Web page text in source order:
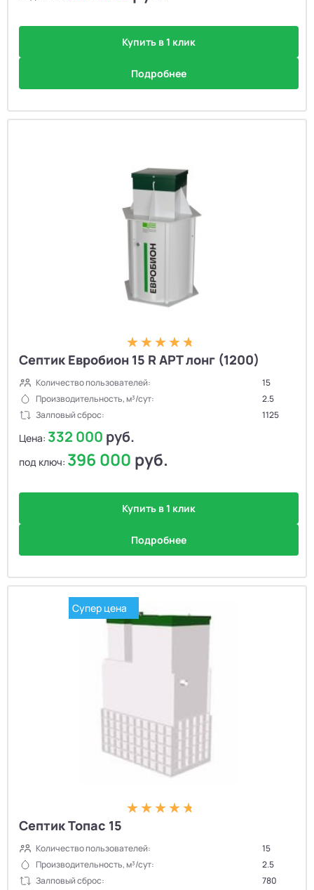
Купить в 1 клик
Подробнее
Септик Евробион 15 R АРТ лонг (1200)
Количество пользователей:
15
Производительность, м³/сут:
2.5
Залповый сброс:
1125
Цена: 332 000 руб.
под ключ: 396 000 руб.
Купить в 1 клик
Подробнее
Супер цена
Септик Топас 15
Количество пользователей:
15
Производительность, м³/сут:
2.5
Залповый сброс:
780